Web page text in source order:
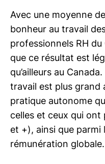
Avec une moyenne
bonheur au travail
professionnels RH
que ce résultat est
qu’ailleurs au
travail est plus grand
pratique autonome
celles et ceux qui ont
et +), ainsi que parmi
rémunération globale.